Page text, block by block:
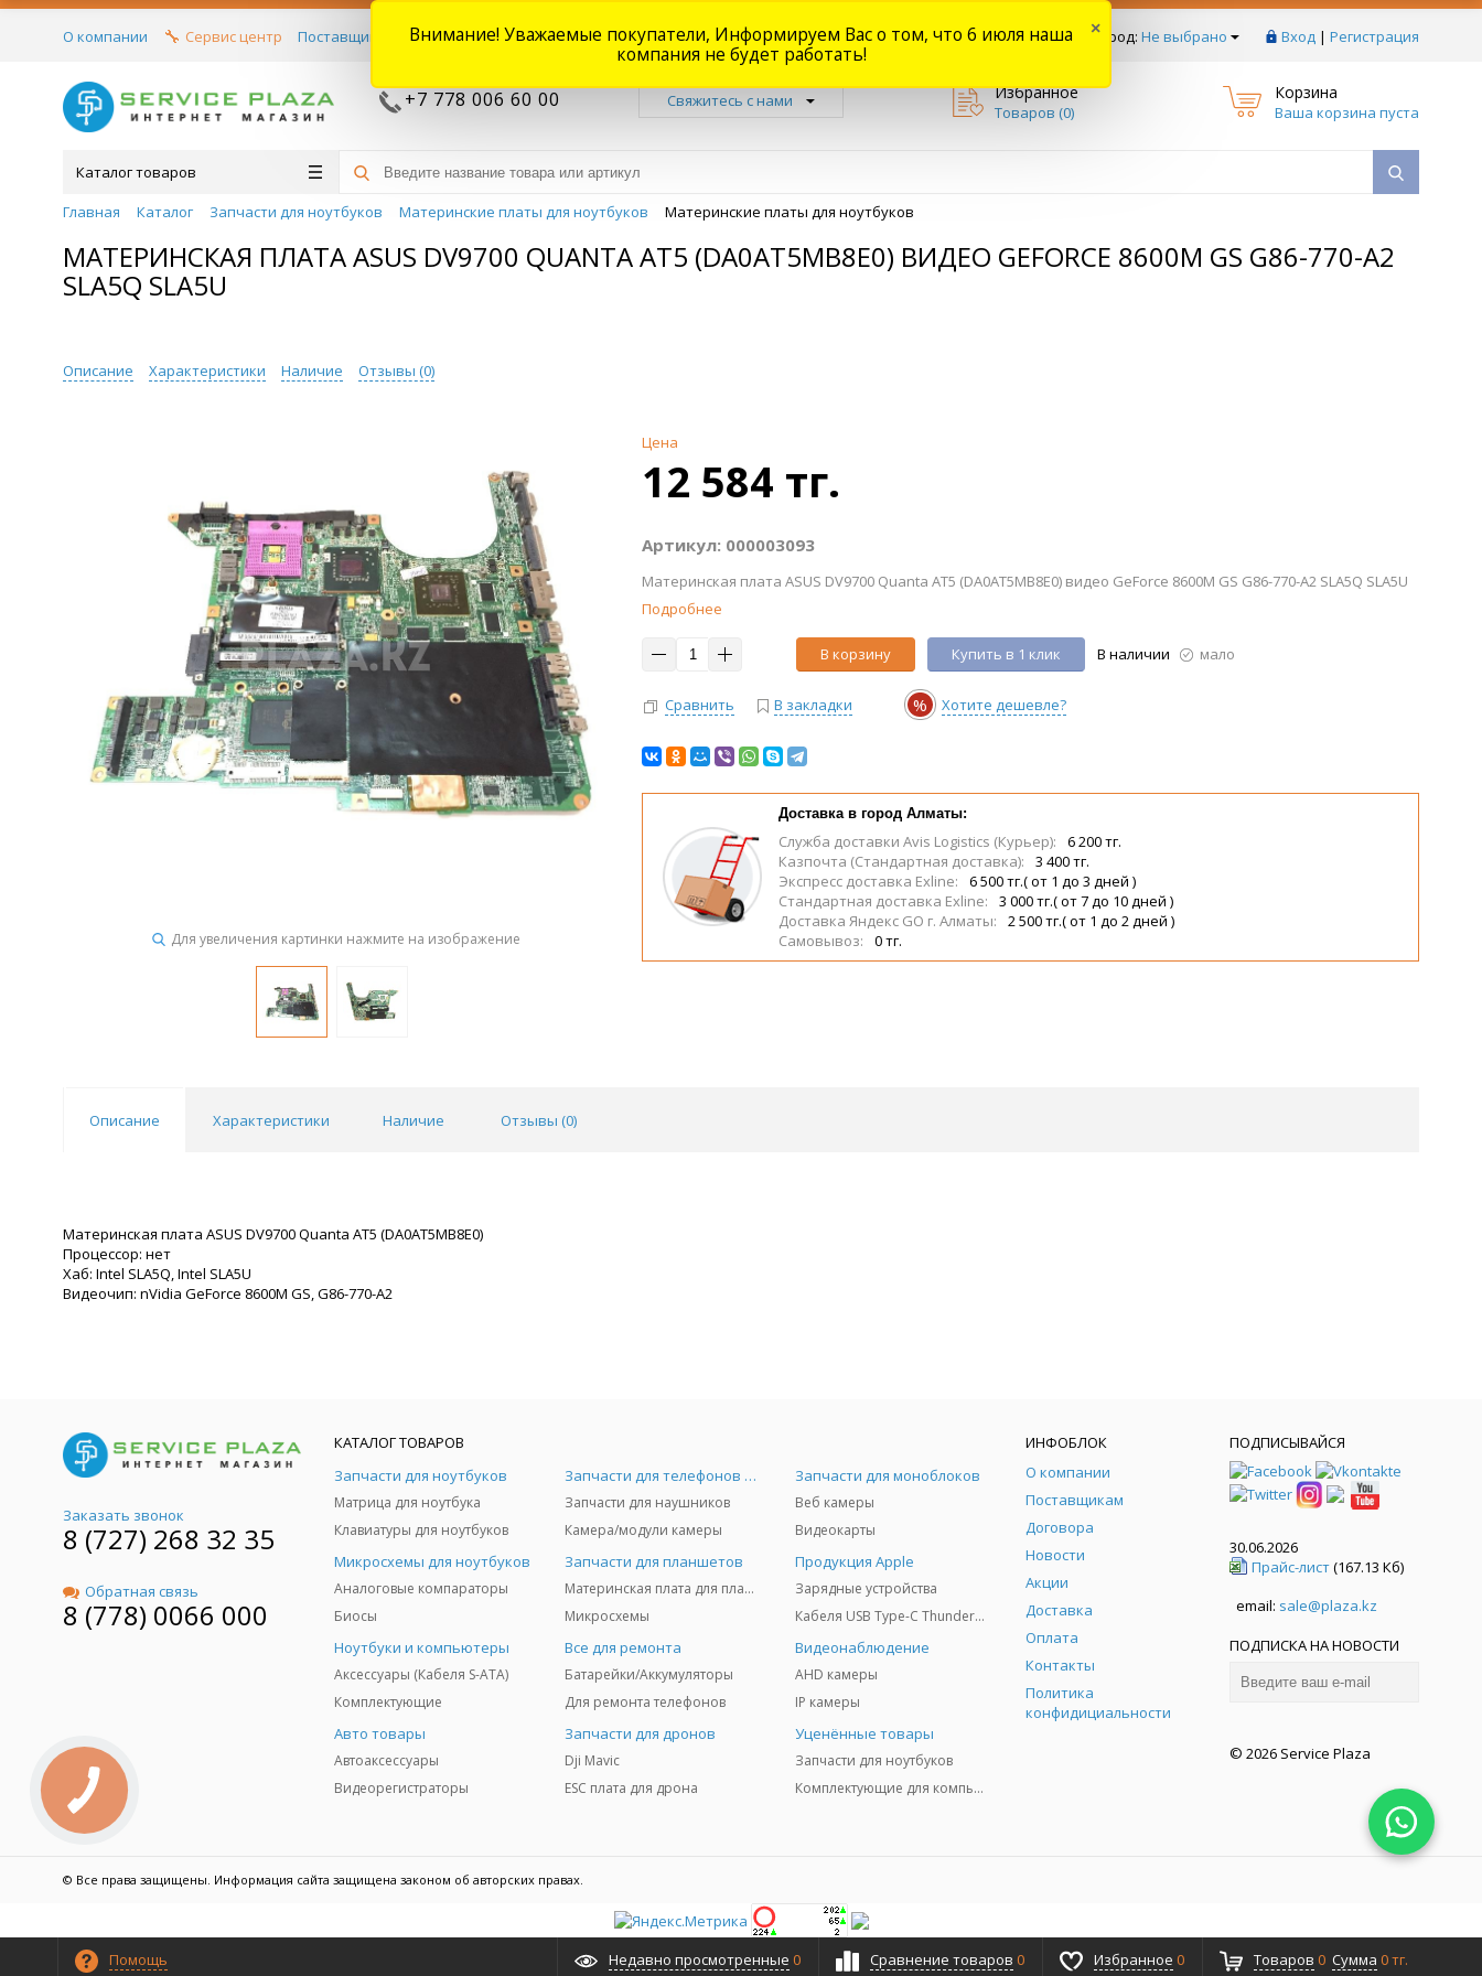
Ваш город: Не выбрано Вход | Регистрация
О компании Сервис центр Поставщикам Договора Новости Акции Доставка Оплата Наши магазины Форум Отзывы
+7 778 006 60 00 Свяжитесь с нами Избранное
Товаров (0)
Корзина
Ваша корзина пуста
Каталог товаров
Главная
Каталог Запчасти для ноутбуков Материнские платы для ноутбуков Материнские платы для ноутбуков
МАТЕРИНСКАЯ ПЛАТА ASUS DV9700 QUANTA AT5 (DA0AT5MB8E0) ВИДЕО GEFORCE 8600M GS G86-770-A2
SLA5Q SLA5U
Описание Характеристики Наличие Отзывы (0)
Для увеличения картинки нажмите на изображение
Цена
12 584 тг.
Артикул: 000003093
Материнская плата ASUS DV9700 Quanta AT5 (DA0AT5MB8E0) видео GeForce 8600M GS G86-770-A2 SLA5Q SLA5U
Подробнее
В корзину Купить в 1 клик В наличии мало
Сравнить В закладки % Хотите дешевле?
Доставка в город Алматы:
Служба доставки Avis Logistics (Курьер):
6 200 тг.
Казпочта (Стандартная доставка):
3 400 тг.
Экспресс доставка Exline:
6 500 тг.( от 1 до 3 дней )
Стандартная доставка Exline:
3 000 тг.( от 7 до 10 дней )
Доставка Яндекс GO г. Алматы:
2 500 тг.( от 1 до 2 дней )
Самовывоз:
0 тг.
Описание Характеристики Наличие Отзывы (0)
Материнская плата ASUS DV9700 Quanta AT5 (DA0AT5MB8E0)
Процессор: нет
Хаб: Intel SLA5Q, Intel SLA5U
Видеочип: nVidia GeForce 8600M GS, G86-770-A2
Заказать звонок
8 (727) 268 32 35
Обратная связь
8 (778) 0066 000
КАТАЛОГ ТОВАРОВ
Запчасти для ноутбуков
Матрица для ноутбука
Клавиатуры для ноутбуков
Запчасти для телефонов и Airpods
Запчасти для наушников
Камера/модули камеры
Запчасти для моноблоков
Веб камеры
Видеокарты
Микросхемы для ноутбуков
Аналоговые компараторы
Биосы
Запчасти для планшетов
Материнская плата для планшетов
Микросхемы
Продукция Apple
Зарядные устройства
Кабеля USB Type-C Thunderbolt 3/4/5
Ноутбуки и компьютеры
Аксессуары (Кабеля S-ATA)
Комплектующие
Все для ремонта
Батарейки/Аккумуляторы
Для ремонта телефонов
Видеонаблюдение
AHD камеры
IP камеры
Авто товары
Автоаксессуары
Видеорегистраторы
Запчасти для дронов
Dji Mavic
ESC плата для дрона
Уценённые товары
Запчасти для ноутбуков
Комплектующие для компьютеров
ИНФОБЛОК
О компании
Поставщикам
Договора
Новости
Акции
Доставка
Оплата
Контакты
Политика
конфидициальности
ПОДПИСЫВАЙСЯ
30.06.2026
Прайс-лист(167.13 Кб)
email: sale@plaza.kz
ПОДПИСКА НА НОВОСТИ
© 2026 Service Plaza
© Все права защищены. Информация сайта защищена законом об авторских правах.
Помощь Недавно просмотренные 0 Сравнение товаров 0 Избранное 0 Товаров 0 Сумма 0 тг.
Внимание! Уважаемые покупатели, Информируем Вас о том, что 6 июля наша
компания не будет работать!
×